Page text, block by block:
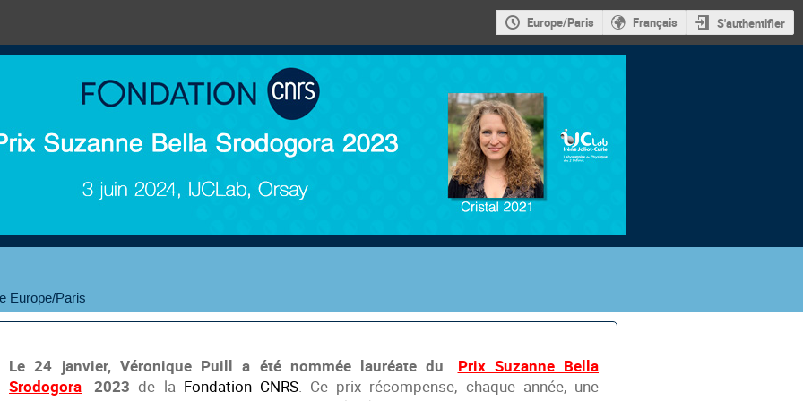
Europe/Paris Français S'authentifier
Europe/Paris
Le 24 janvier, Véronique Puill a été nommée lauréate du
Prix Suzanne Bella
Srodogora
2023de la Fondation CNRS. Ce prix récompense, chaque année, une